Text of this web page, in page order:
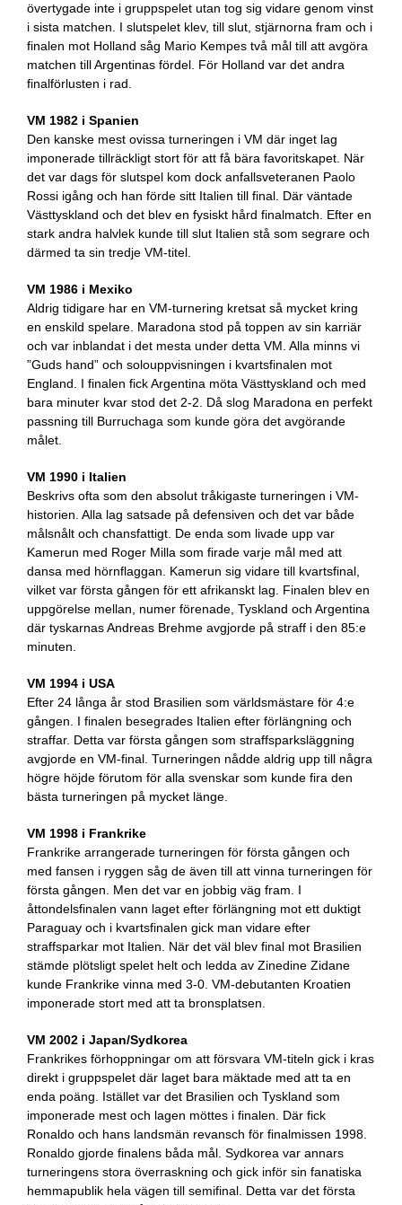
övertygade inte i gruppspelet utan tog sig vidare genom vinst
i sista matchen. I slutspelet klev, till slut, stjärnorna fram och i
finalen mot Holland såg Mario Kempes två mål till att avgöra
matchen till Argentinas fördel. För Holland var det andra
finalförlusten i rad.
VM 1982 i Spanien
Den kanske mest ovissa turneringen i VM där inget lag
imponerade tillräckligt stort för att få bära favoritskapet. När
det var dags för slutspel kom dock anfallsveteranen Paolo
Rossi igång och han förde sitt Italien till final. Där väntade
Västtyskland och det blev en fysiskt hård finalmatch. Efter en
stark andra halvlek kunde till slut Italien stå som segrare och
därmed ta sin tredje VM-titel.
VM 1986 i Mexiko
Aldrig tidigare har en VM-turnering kretsat så mycket kring
en enskild spelare. Maradona stod på toppen av sin karriär
och var inblandat i det mesta under detta VM. Alla minns vi
”Guds hand” och solouppvisningen i kvartsfinalen mot
England. I finalen fick Argentina möta Västtyskland och med
bara minuter kvar stod det 2-2. Då slog Maradona en perfekt
passning till Burruchaga som kunde göra det avgörande
målet.
VM 1990 i Italien
Beskrivs ofta som den absolut tråkigaste turneringen i VM-
historien. Alla lag satsade på defensiven och det var både
målsnålt och chansfattigt. De enda som livade upp var
Kamerun med Roger Milla som firade varje mål med att
dansa med hörnflaggan. Kamerun sig vidare till kvartsfinal,
vilket var första gången för ett afrikanskt lag. Finalen blev en
uppgörelse mellan, numer förenade, Tyskland och Argentina
där tyskarnas Andreas Brehme avgjorde på straff i den 85:e
minuten.
VM 1994 i USA
Efter 24 långa år stod Brasilien som världsmästare för 4:e
gången. I finalen besegrades Italien efter förlängning och
straffar. Detta var första gången som straffsparksläggning
avgjorde en VM-final. Turneringen nådde aldrig upp till några
högre höjde förutom för alla svenskar som kunde fira den
bästa turneringen på mycket länge.
VM 1998 i Frankrike
Frankrike arrangerade turneringen för första gången och
med fansen i ryggen såg de även till att vinna turneringen för
första gången. Men det var en jobbig väg fram. I
åttondelsfinalen vann laget efter förlängning mot ett duktigt
Paraguay och i kvartsfinalen gick man vidare efter
straffsparkar mot Italien. När det väl blev final mot Brasilien
stämde plötsligt spelet helt och ledda av Zinedine Zidane
kunde Frankrike vinna med 3-0. VM-debutanten Kroatien
imponerade stort med att ta bronsplatsen.
VM 2002 i Japan/Sydkorea
Frankrikes förhoppningar om att försvara VM-titeln gick i kras
direkt i gruppspelet där laget bara mäktade med att ta en
enda poäng. Istället var det Brasilien och Tyskland som
imponerade mest och lagen möttes i finalen. Där fick
Ronaldo och hans landsmän revansch för finalmissen 1998.
Ronaldo gjorde finalens båda mål. Sydkorea var annars
turneringens stora överraskning och gick inför sin fanatiska
hemmapublik hela vägen till semifinal. Detta var det första